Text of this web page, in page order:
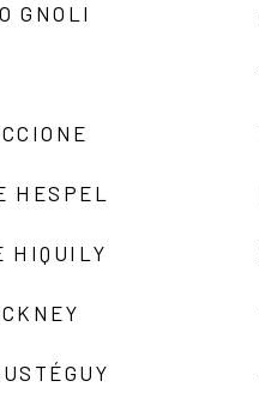
GNOLI
HESPEL
HIQUILY